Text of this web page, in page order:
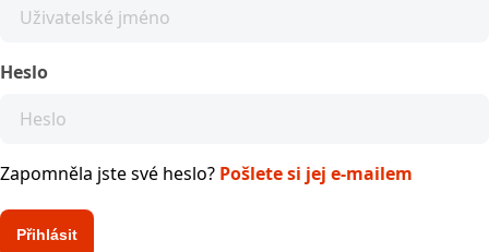
Heslo
Zapomněla jste své heslo? Pošlete si jej e-mailem